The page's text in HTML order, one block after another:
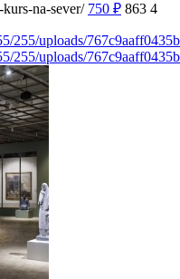
na-sever/ 750 ₽ 863 4
255/uploads/
255/uploads/